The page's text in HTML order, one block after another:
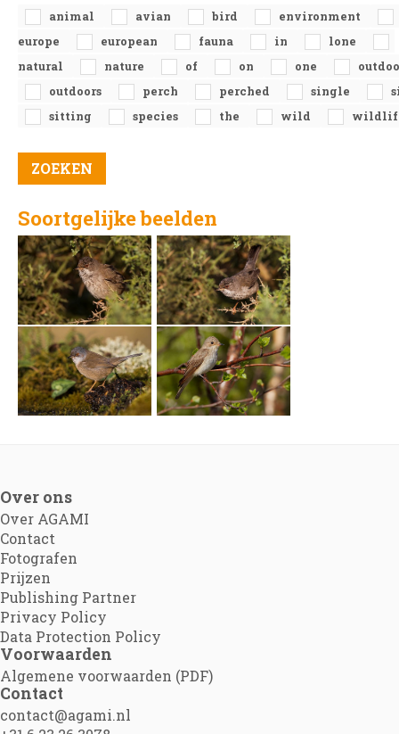
animal avian bird
environment
europe
european fauna in
lone
natural
nature of on one
outdoors
perch perched single
sitting
species the wild
Soortgelijke beelden
Over ons
Over AGAMI
Contact
Fotografen
Prijzen
Publishing Partner
Privacy Policy
Data Protection Policy
Voorwaarden
Algemene voorwaarden (PDF)
Contact
contact@agami.nl